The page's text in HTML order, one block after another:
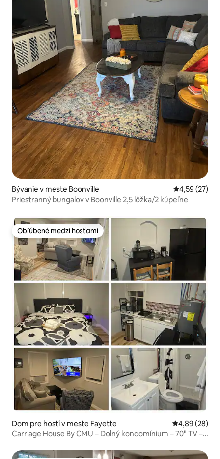
Bývanie v meste Boonville Priemerné
4,59 (27)
Priestranný bungalov v Boonville 2,5 lôžka/2 kúpeľne
Obľúbené medzi hosťami
Obľúbené medzi hosťami
Dom pre hostí v meste Fayette Priemerné
4,89 (28)
Carriage House By CMU – Dolný kondomínium – 70" TV –